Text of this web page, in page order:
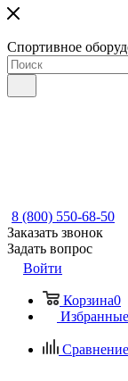
Спортивное
8 (800) 550-68-50
Заказать звонок
Задать вопрос
Войти
Корзина0